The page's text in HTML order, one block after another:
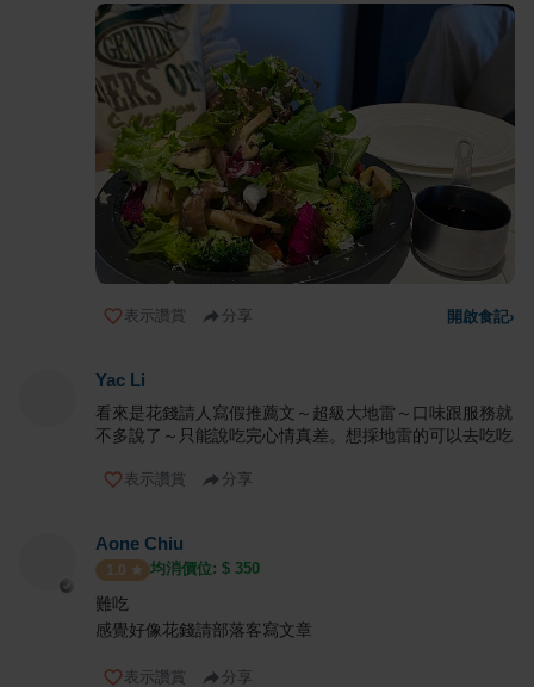
表示讚賞 分享 開啟食記›
Yac Li
看來是花錢請人寫假推薦文～超級大地雷～口味跟服務就
不多說了～只能說吃完心情真差。想採地雷的可以去吃吃
表示讚賞 分享
Aone Chiu
1.0 均消價位: $ 350
難吃
感覺好像花錢請部落客寫文章
表示讚賞 分享